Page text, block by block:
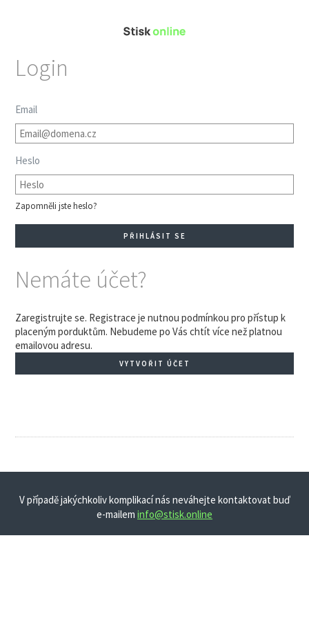
Login
Email
Heslo
Zapomněli jste heslo?
Nemáte účet?
Zaregistrujte se. Registrace je nutnou podmínkou pro přístup k
placeným porduktům. Nebudeme po Vás chtít více než platnou
emailovou adresu.
VYTVOŘIT ÚČET
V případě jakýchkoliv komplikací nás neváhejte kontaktovat buď
e-mailem info@stisk.online